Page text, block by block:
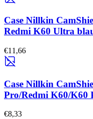
Case Nillkin
Redmi K60 Ultra
€11,66
Case Nillkin
Pro/Redmi K60/K60
€8,33